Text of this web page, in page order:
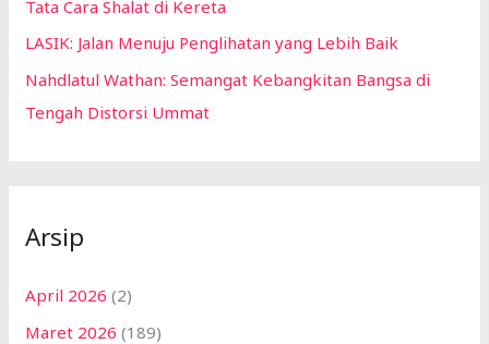
Tata Cara Shalat di Kereta
LASIK: Jalan Menuju Penglihatan yang Lebih Baik
Nahdlatul Wathan: Semangat Kebangkitan Bangsa di
Tengah Distorsi Ummat
Arsip
April 2026 (2)
Maret 2026 (189)